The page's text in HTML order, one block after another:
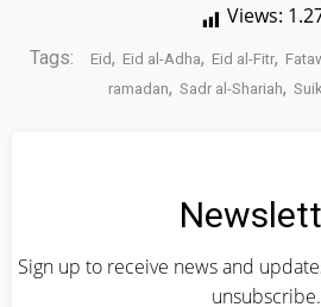
Views:
Tags: Eid, Eid al-Adha, Eid al-Fitr,
ramadan, Sadr al-Shariah,
Sign up to receive news and
unsubscribe.